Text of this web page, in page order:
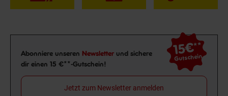
Newsletter Anmeldung
Abonniere unseren Newsletter und sichere
dir einen 15 €**-Gutschein!
15€**
Gutschein
Jetzt zum Newsletter anmelden